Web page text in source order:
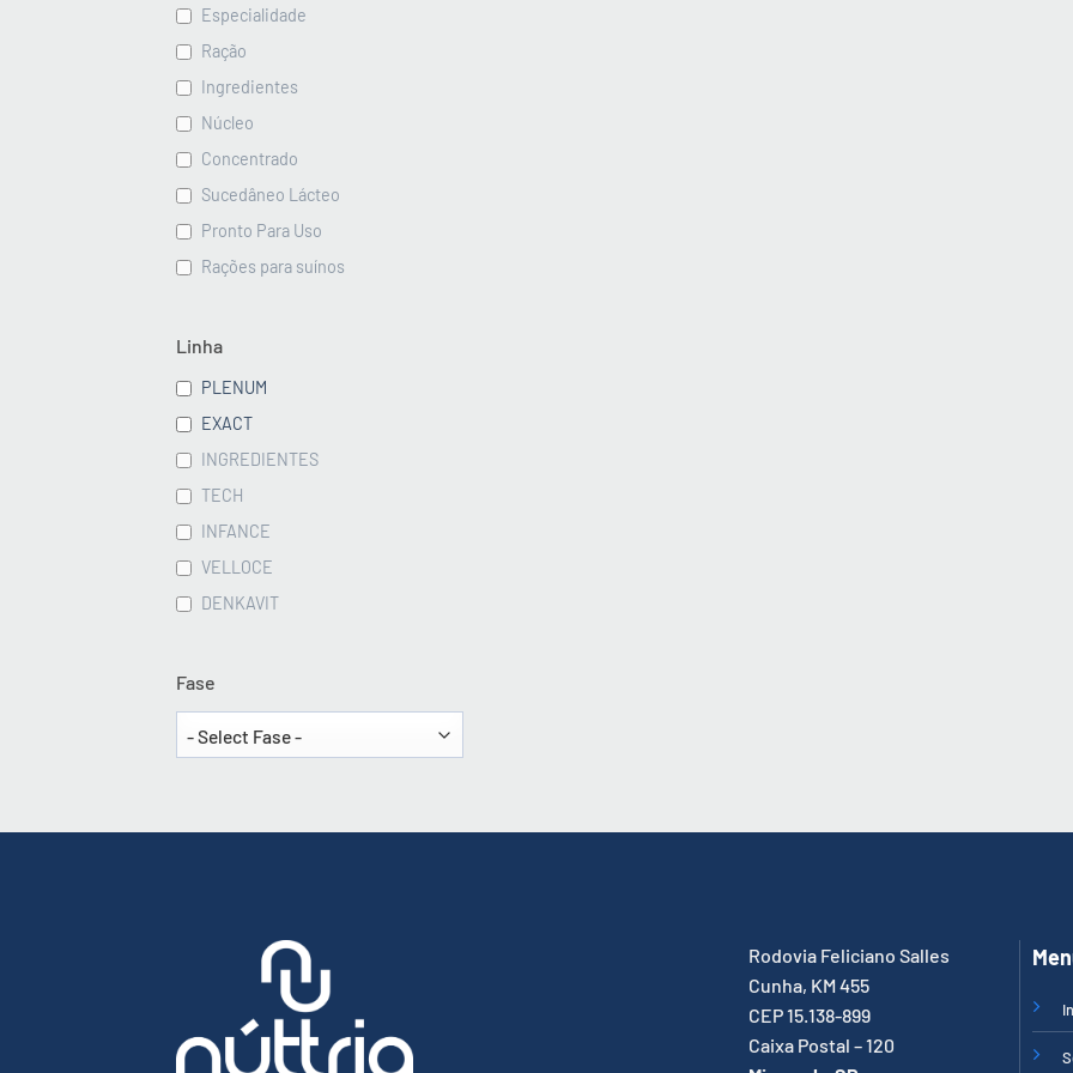
Especialidade
Ração
Ingredientes
Núcleo
Concentrado
Sucedâneo Lácteo
Pronto Para Uso
Rações para suínos
Linha
PLENUM
EXACT
INGREDIENTES
TECH
INFANCE
VELLOCE
DENKAVIT
Fase
Rodovia Feliciano Salles
Cunha, KM 455
CEP 15.138-899
Caixa Postal – 120